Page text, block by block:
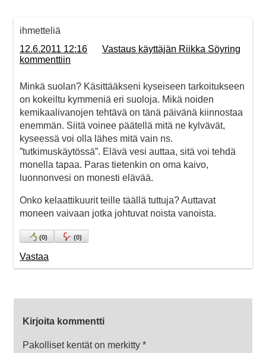
ihmetteliä
12.6.2011 12:16
Vastaus käyttäjän Riikka Söyring
kommenttiin
Minkä suolan? Käsittääkseni kyseiseen tarkoitukseen
on kokeiltu kymmeniä eri suoloja. Mikä noiden
kemikaalivanojen tehtävä on tänä päivänä kiinnostaa
enemmän. Siitä voinee päätellä mitä ne kylvävät,
kyseessä voi olla lähes mitä vain ns.
”tutkimuskäytössä”. Elävä vesi auttaa, sitä voi tehdä
monella tapaa. Paras tietenkin on oma kaivo,
luonnonvesi on monesti elävää.
Onko kelaattikuurit teille täällä tuttuja? Auttavat
moneen vaivaan jotka johtuvat noista vanoista.
(0) (0)
Vastaa
Kirjoita kommentti
Pakolliset kentät on merkitty *